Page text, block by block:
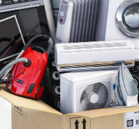
2 a este precio
Añadir al carrito
información